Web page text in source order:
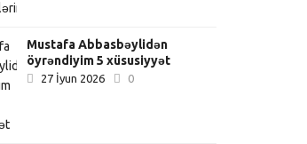
Mustafa Abbasbəylidən
öyrəndiyim 5 xüsusiyyət
27 İyun 2026 0